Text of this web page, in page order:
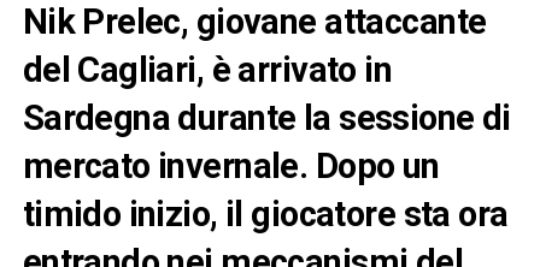
Nik Prelec, giovane attaccante
del Cagliari, è arrivato in
Sardegna durante la sessione di
mercato invernale. Dopo un
timido inizio, il giocatore sta ora